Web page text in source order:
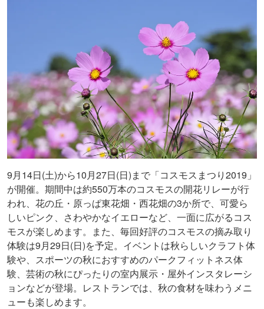
9月14日(土)から10月27日(日)まで「コスモスまつり2019」
が開催。期間中は約550万本のコスモスの開花リレーが行
われ、花の丘・原っぱ東花畑・西花畑の3か所で、可愛ら
しいピンク、さわやかなイエローなど、一面に広がるコス
モスが楽しめます。また、毎回好評のコスモスの摘み取り
体験は9月29日(日)を予定。イベントは秋らしいクラフト体
験や、スポーツの秋におすすめのパークフィットネス体
験、芸術の秋にぴったりの室内展示・屋外インスタレーシ
ョンなどが登場。レストランでは、秋の食材を味わうメニ
ューも楽しめます。